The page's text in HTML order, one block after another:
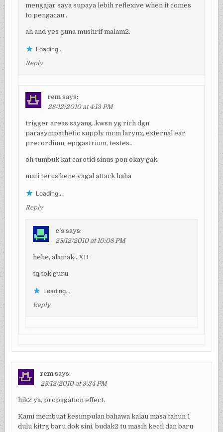
mengajar saya supaya lebih reflexive when it comes
to pengacau..
ah and yes guna mushrif malam2.
Loading...
Reply
rem says:
28/12/2010 at 4:13 PM
trigger areas sayang..kwsn yg rich dgn
parasympathetic supply mcm larynx, external ear,
precordium, epigastrium, testes..
oh tumbuk kat carotid sinus pon okay gak
mati terus kene vagal attack haha
Loading...
Reply
c's says:
28/12/2010 at 10:08 PM
hehe, alamak.. XD
tq tok guru
Loading...
Reply
rem says:
28/12/2010 at 3:34 PM
hik2 ya, propagation effect.
Kami membuat kesimpulan bahawa kalau masa tahun 1
dulu kitrg baru dok sini, budak2 tu masih kecil dan baru